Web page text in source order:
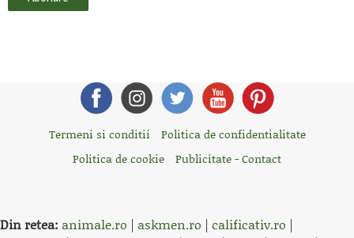
Termeni si conditii
Politica de confidentialitate
Politica de cookie
Publicitate - Contact
Din retea: animale.ro | askmen.ro | calificativ.ro |